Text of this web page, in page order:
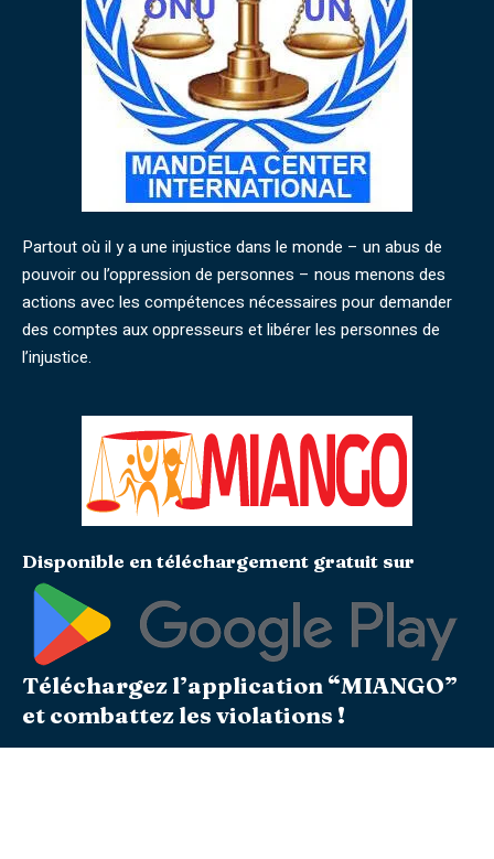
Partout où il y a une injustice dans le monde – un abus de
pouvoir ou l’oppression de personnes – nous menons des
actions avec les compétences nécessaires pour demander
des comptes aux oppresseurs et libérer les personnes de
l’injustice.
Disponible en téléchargement gratuit sur
Téléchargez l’application “MIANGO”
et combattez les violations !